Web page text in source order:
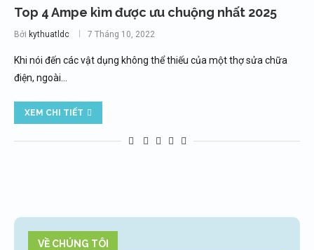
Top 4 Ampe kìm được ưu chuộng nhất 2025
Bởi kythuatldc 7 Tháng 10, 2022
Khi nói đến các vật dụng không thể thiếu của một thợ sửa chữa
điện, ngoài…
XEM CHI TIẾT
VỀ CHÚNG TÔI